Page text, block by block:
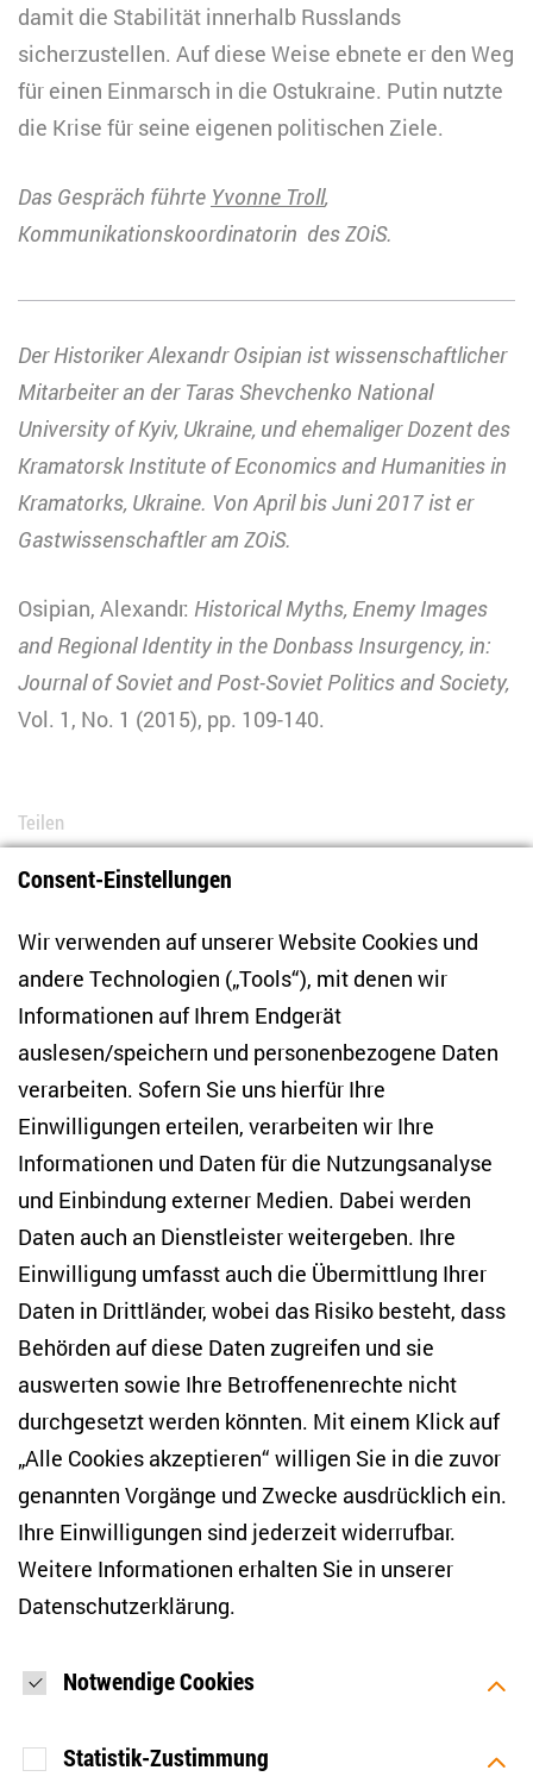
damit die Stabilität innerhalb Russlands
sicherzustellen. Auf diese Weise ebnete er den Weg
für einen Einmarsch in die Ostukraine. Putin nutzte
die Krise für seine eigenen politischen Ziele.
Das Gespräch führte Yvonne Troll,
Kommunikationskoordinatorin des ZOiS.
Der Historiker Alexandr Osipian ist wissenschaftlicher
Mitarbeiter an der Taras Shevchenko National
University of Kyiv, Ukraine, und ehemaliger Dozent des
Kramatorsk Institute of Economics and Humanities in
Kramatorks, Ukraine. Von April bis Juni 2017 ist er
Gastwissenschaftler am ZOiS.
Osipian, Alexandr: Historical Myths, Enemy Images
and Regional Identity in the Donbass Insurgency, in:
Journal of Soviet and Post-Soviet Politics and Society,
Vol. 1, No. 1 (2015), pp. 109-140.
Teilen
BlueskyLinkedInFacebook
Zentrum für Osteuropa- und internationale
Studien
Anton-Wilhelm-Amo-Str. 60
10117 Berlin
Tel. +49 (30) 2005949-17
info(at)zois-berlin(dot)de
NEWSLETTER
E-Mail-Adresse eingeben*
Ich möchte regelmäßig über aktuelle Themen,
werden. Ich bin zudem damit einverstanden, dass meine
Interaktionen mit den Newslettern gemessen werden (z. B.
Öffnung der E-Mail, angeklickte Links), sodass das ZOiS den
Newsletter optimieren und weiterhin möglichst relevante
mit Wirkung für die Zukunft widerrufen (Abmeldelink in jeder
von HTML-Inhalten in Ihrem E-Mail-Programm
standardmäßig deaktivieren. Weitere Hinweise zum
Consent-Einstellungen
Wir verwenden auf unserer Website Cookies und
andere Technologien („Tools“), mit denen wir
Informationen auf Ihrem Endgerät
auslesen/speichern und personenbezogene Daten
verarbeiten. Sofern Sie uns hierfür Ihre
Einwilligungen erteilen, verarbeiten wir Ihre
Informationen und Daten für die Nutzungsanalyse
und Einbindung externer Medien. Dabei werden
Daten auch an Dienstleister weitergeben. Ihre
Einwilligung umfasst auch die Übermittlung Ihrer
Daten in Drittländer, wobei das Risiko besteht, dass
Behörden auf diese Daten zugreifen und sie
auswerten sowie Ihre Betroffenenrechte nicht
durchgesetzt werden könnten. Mit einem Klick auf
„Alle Cookies akzeptieren“ willigen Sie in die zuvor
genannten Vorgänge und Zwecke ausdrücklich ein.
Ihre Einwilligungen sind jederzeit widerrufbar.
Weitere Informationen erhalten Sie in unserer
Datenschutzerklärung.
Notwendige Cookies
Statistik-Zustimmung